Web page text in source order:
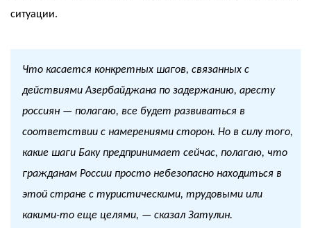
ситуации.
Что касается конкретных шагов, связанных с
действиями Азербайджана по задержанию, аресту
россиян — полагаю, все будет развиваться в
соответствии с намерениями сторон. Но в силу того,
какие шаги Баку предпринимает сейчас, полагаю, что
гражданам России просто небезопасно находиться в
этой стране с туристическими, трудовыми или
какими-то еще целями, — сказал Затулин.